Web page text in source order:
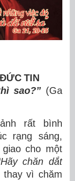
TIN
ìsao?” (Ga
ảnh rất bình
c rạng sáng,
giao cho một
Hãy chăn dắt
thay vì chăm